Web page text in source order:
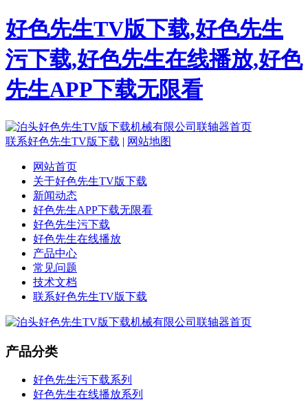
好色先生TV版下载,好色先生
污下载,好色先生在线播放,好色
先生APP下载无限看
联系好色先生TV版下载 | 网站地图
网站首页
关于好色先生TV版下载
新闻动态
好色先生APP下载无限看
好色先生污下载
好色先生在线播放
产品中心
常见问题
技术文档
联系好色先生TV版下载
产品分类
好色先生污下载系列
好色先生在线播放系列